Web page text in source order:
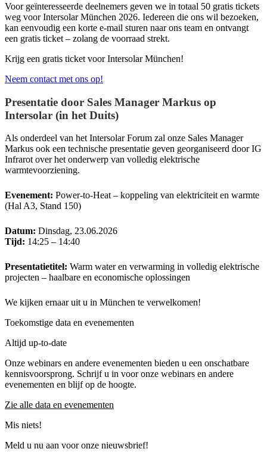
Voor geïnteresseerde deelnemers geven we in totaal 50 gratis tickets
weg voor Intersolar München 2026. Iedereen die ons wil bezoeken,
kan eenvoudig een korte e-mail sturen naar ons team en ontvangt
een gratis ticket – zolang de voorraad strekt.
Krijg een gratis ticket voor Intersolar München!
Neem contact met ons op!
Presentatie door Sales Manager Markus op
Intersolar (in het Duits)
Als onderdeel van het Intersolar Forum zal onze Sales Manager
Markus ook een technische presentatie geven georganiseerd door IG
Infrarot over het onderwerp van volledig elektrische
warmtevoorziening.
Evenement: Power-to-Heat – koppeling van elektriciteit en warmte
(Hal A3, Stand 150)
Datum: Dinsdag, 23.06.2026
Tijd: 14:25 – 14:40
Presentatietitel: Warm water en verwarming in volledig elektrische
projecten – haalbare en economische oplossingen
We kijken ernaar uit u in München te verwelkomen!
Toekomstige data en evenementen
Altijd up-to-date
Onze webinars en andere evenementen bieden u een onschatbare
kennisvoorsprong. Schrijf u in voor onze webinars en andere
evenementen en blijf op de hoogte.
Zie alle data en evenementen
Mis niets!
Meld u nu aan voor onze nieuwsbrief!